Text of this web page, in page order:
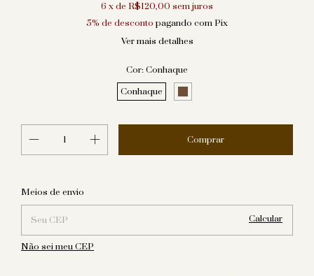
6 x de R$120,00 sem juros
5% de desconto pagando com Pix
Ver mais detalhes
Cor:Conhaque
Conhaque
Entregas para o CEP:
Meios de envio
Calcular
Não sei meu CEP